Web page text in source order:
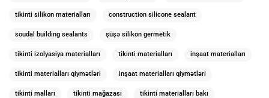
tikinti silikon materialları construction silicone sealant
soudal building sealants şüşə silikon germetik
tikinti izolyasiya materialları tikinti materialları inşaat materialları
tikinti materialları qiymətləri inşaat materialları qiymətləri
tikinti malları tikinti mağazası tikinti materialları bakı